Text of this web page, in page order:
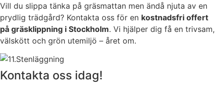
Vill du slippa tänka på gräsmattan men ändå njuta av en
prydlig trädgård? Kontakta oss för en kostnadsfri offert
på gräsklippning i Stockholm. Vi hjälper dig få en trivsam,
välskött och grön utemiljö – året om.
Kontakta oss idag!